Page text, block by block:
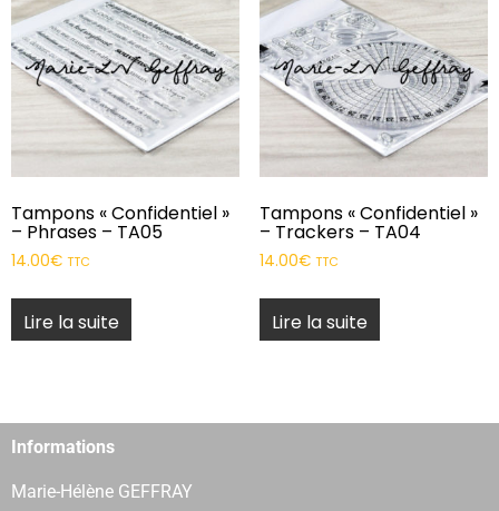
Tampons « Confidentiel »
– Phrases – TA05
14.00€ TTC
Lire la suite
Tampons « Confidentiel »
– Trackers – TA04
14.00€ TTC
Lire la suite
Informations
Marie-Hélène GEFFRAY